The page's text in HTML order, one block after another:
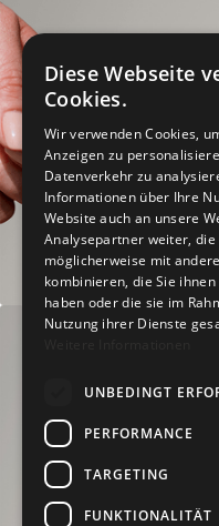
Diese Webseite
Cookies.
Wir verwenden Cookies,
Anzeigen zu
Datenverkehr zu
Informationen über Ihre
Website auch an unsere
Analysepartner weiter, die
möglicherweise mit
kombinieren, die Sie
haben oder die sie im
Nutzung ihrer Dienste
UNBEDINGT
PERFORMANCE
TARGETING
FUNKTIONALITÄT